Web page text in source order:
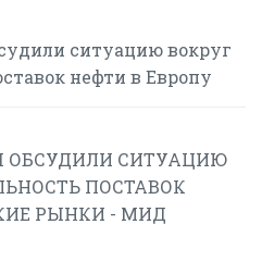
ситуацию вокруг
нефти в Европу
ОБСУДИЛИ СИТУАЦИЮ
ПОСТАВОК
РЫНКИ - МИД